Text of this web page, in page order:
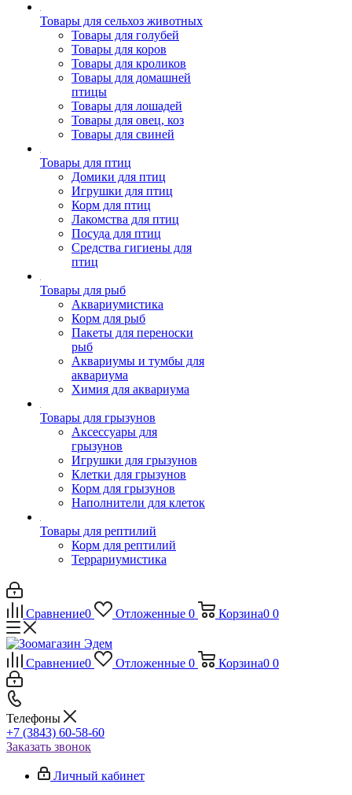
Товары для сельхоз животных
Товары для голубей
Товары для коров
Товары для кроликов
Товары для домашней
птицы
Товары для лошадей
Товары для овец, коз
Товары для свиней
Товары для птиц
Домики для птиц
Игрушки для птиц
Корм для птиц
Лакомства для птиц
Посуда для птиц
Средства гигиены для
птиц
Товары для рыб
Аквариумистика
Корм для рыб
Пакеты для переноски
рыб
Аквариумы и тумбы для
аквариума
Химия для аквариума
Товары для грызунов
Аксессуары для
грызунов
Игрушки для грызунов
Клетки для грызунов
Корм для грызунов
Наполнители для клеток
Товары для рептилий
Корм для рептилий
Террариумистика
Сравнение0 Отложенные 0 Корзина0 0
Сравнение0 Отложенные 0 Корзина0 0
Телефоны
+7 (3843) 60-58-60
Заказать звонок
Личный кабинет